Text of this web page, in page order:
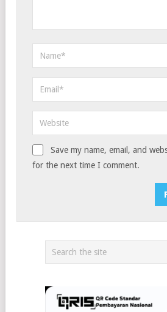
Save my name, email, and
for the next time I comment.